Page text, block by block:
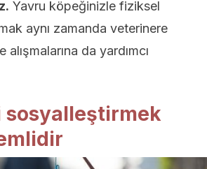
Yavru köpeğinizle fiziksel
aynı zamanda veterinere
da yardımcı
sosyalleştirmek